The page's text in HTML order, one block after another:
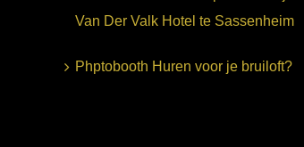
Van Der Valk Hotel te Sassenheim
Phptobooth Huren voor je bruiloft?